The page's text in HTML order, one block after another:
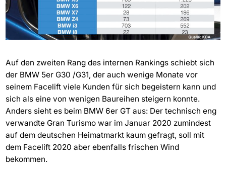
Auf den zweiten Rang des internen Rankings schiebt sich
der BMW 5er G30 /G31, der auch wenige Monate vor
seinem Facelift viele Kunden für sich begeistern kann und
sich als eine von wenigen Baureihen steigern konnte.
Anders sieht es beim BMW 6er GT aus: Der technisch eng
verwandte Gran Turismo war im Januar 2020 zumindest
auf dem deutschen Heimatmarkt kaum gefragt, soll mit
dem Facelift 2020 aber ebenfalls frischen Wind
bekommen.